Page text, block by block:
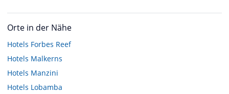
Orte in der Nähe
Hotels Forbes Reef
Hotels Malkerns
Hotels Manzini
Hotels Lobamba